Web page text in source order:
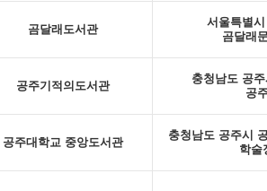
곰달래도서관
서울특별
곰달래
공주기적의도서관
충청남도 공
공
공주대학교 중앙도서관
충청남도 공주시
학술